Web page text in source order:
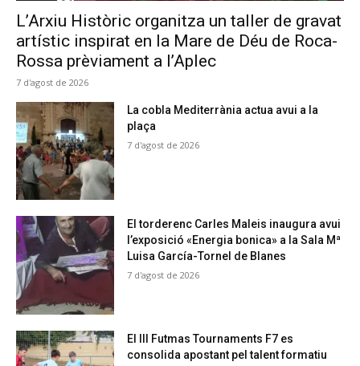
L’Arxiu Històric organitza un taller de gravat
artístic inspirat en la Mare de Déu de Roca-
Rossa prèviament a l’Aplec
7 d'agost de 2026
La cobla Mediterrània actua avui a la
plaça
7 d'agost de 2026
El torderenc Carles Maleis inaugura avui
l’exposició «Energia bonica» a la Sala Mª
Luisa García-Tornel de Blanes
7 d'agost de 2026
El III Futmas Tournaments F7 es
consolida apostant pel talent formatiu